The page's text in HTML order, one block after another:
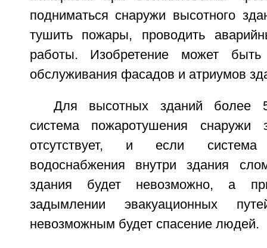
подниматься снаружи высотного
тушить пожары, проводить
работы. Изобретение может быть
обслуживания фасадов и атриумов
Для высотных зданий более
система пожаротушения снаружи
отсутствует, и если система
водоснабжения внутри здания
здания будет невозможно, а
задымлении эвакуационных
невозможным будет спасение людей.